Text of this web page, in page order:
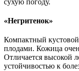
«Негритенок»
Компактный
плодами. Кожица
Отличается высокой
устойчивостью к